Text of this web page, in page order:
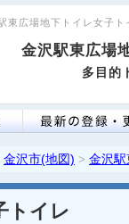
東広場地下トイレ女子
金沢駅東広場
多目的
金沢市(地図) > 金沢
トイレ